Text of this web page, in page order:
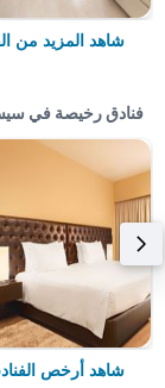
شاهد المزيد من
فنادق رخيصة في
شاهد أرخص